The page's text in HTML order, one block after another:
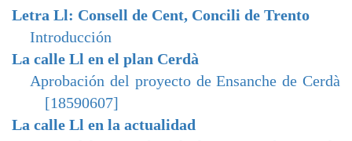
Letra Ll: Consell de Cent, Concili de Trento
Introducción
La calle Ll en el plan Cerdà
Aprobación del proyecto de Ensanche de Cerdà
[18590607]
La calle Ll en la actualidad